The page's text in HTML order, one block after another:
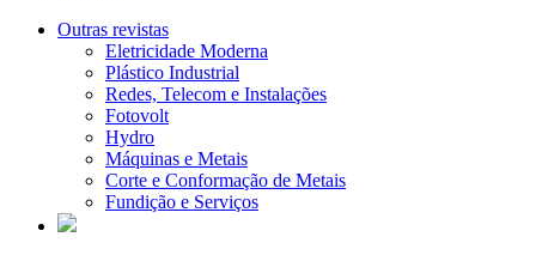
Outras revistas
Eletricidade Moderna
Plástico Industrial
Redes, Telecom e Instalações
Fotovolt
Hydro
Máquinas e Metais
Corte e Conformação de Metais
Fundição e Serviços